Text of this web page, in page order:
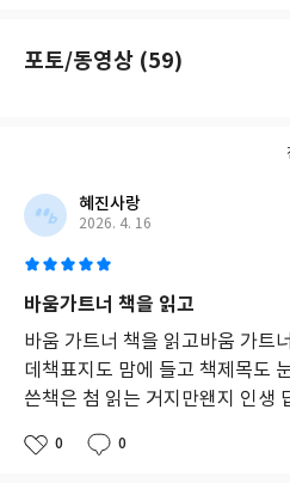
색의 여행에 즐거운 동반자가 되어
너무도 현실적으로 체감케 한 <스모
했고, <블루 인 더 페이스>에서는 직
그 밖의 다른 작품으로는 『달의 궁
한 괴물』, 『우연의 음악』, 『오
『동행』, 『굶기의 예술』, 『빵
명』, 『기록실로의 여행』, 『브
『마틴 프로스트의 내면의 삶』,
는』 등이 있으며, 2024년 4월 30일
생 동안 다뤄 왔던 주제인 글쓰기와
더욱 절실하고 강렬하다. 이제 폴 오
니, 그냥 간단하게, 꿈의 힘.〉
의
미
작
품
로,
주
공
바
움
가
트
포토/동영상 (59)
혜진사랑
2026. 4. 16
바움가트너 책을 읽고
바움 가트너 책을 읽고바움 가트
데책표지도 맘에 들고 책제목도
쓴책은 첨 읽는 거지만왠지 인생
0 0